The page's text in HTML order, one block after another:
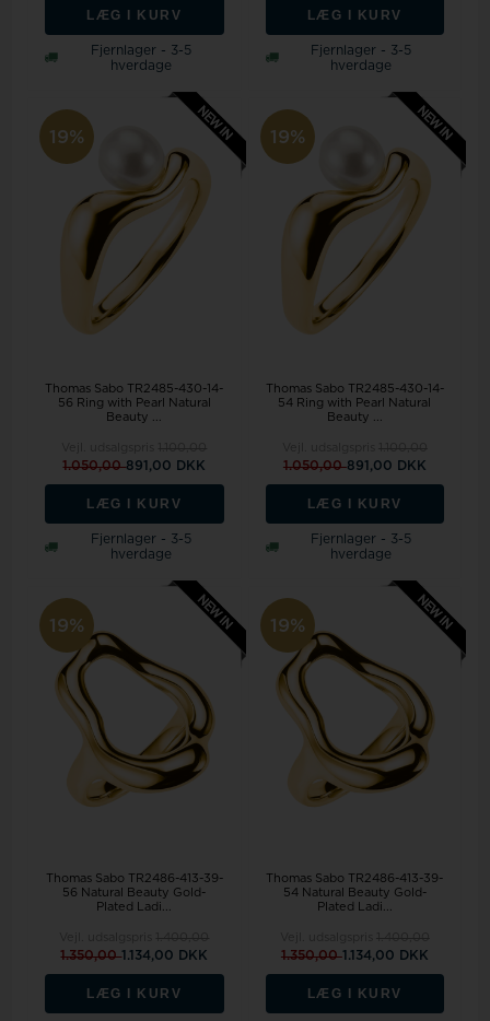
LÆG I KURV
Fjernlager - 3-5
hverdage
LÆG I KURV
Fjernlager - 3-5
hverdage
19%
Thomas Sabo TR2485-430-14-
56 Ring with Pearl Natural
Beauty ...
1.050,00891,00 DKK
LÆG I KURV
Fjernlager - 3-5
hverdage
19%
Thomas Sabo TR2485-430-14-
54 Ring with Pearl Natural
Beauty ...
1.050,00891,00 DKK
LÆG I KURV
Fjernlager - 3-5
hverdage
19%
Thomas Sabo TR2486-413-39-
56 Natural Beauty Gold-
Plated Ladi...
1.350,001.134,00 DKK
LÆG I KURV
19%
Thomas Sabo TR2486-413-39-
54 Natural Beauty Gold-
Plated Ladi...
1.350,001.134,00 DKK
LÆG I KURV